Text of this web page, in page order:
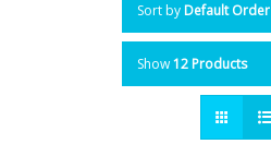
Sort byDefault Order
Show12 Products